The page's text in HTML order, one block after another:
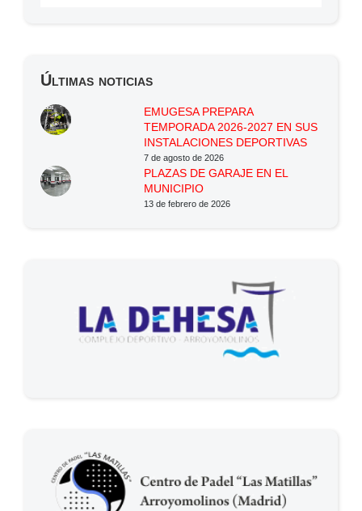
Últimas noticias
EMUGESA PREPARA
TEMPORADA 2026-2027 EN SUS
INSTALACIONES DEPORTIVAS
7 de agosto de 2026
PLAZAS DE GARAJE EN EL
MUNICIPIO
13 de febrero de 2026